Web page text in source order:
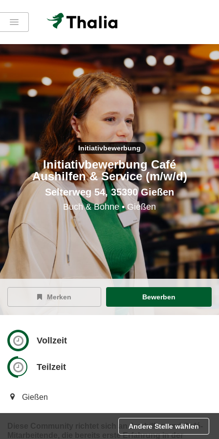
Initiativbewerbung
Initiativbewerbung Café
Aushilfen & Service (m/w/d)
Selterweg 54, 35390 Gießen
Buch & Bohne • Gießen
Merken Bewerben
Vollzeit
Teilzeit
Gießen
Diese Community richtet sich an Aushilfen und Café-
Mitarbeitende, die bereits erste Erfahrung in der
Andere Stelle wählen